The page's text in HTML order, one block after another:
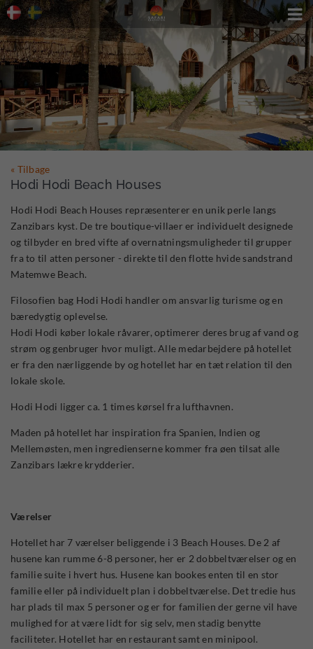

« Tilbage
Hodi Hodi Beach Houses
Hodi Hodi Beach Houses repræsenterer en unik perle langs
Zanzibars kyst. De tre boutique-villaer er individuelt designede
og tilbyder en bred vifte af overnatningsmuligheder til grupper
fra to til atten personer - direkte til den flotte hvide sandstrand
Matemwe Beach.
Filosofien bag Hodi Hodi handler om ansvarlig turisme og en
bæredygtig oplevelse.
Hodi Hodi køber lokale råvarer, optimerer deres brug af vand og
strøm og genbruger hvor muligt. Alle medarbejdere på hotellet
er fra den nærliggende by og hotellet har en tæt relation til den
lokale skole.
Hodi Hodi ligger ca. 1 times kørsel fra lufthavnen.
Maden på hotellet har inspiration fra Spanien, Indien og
Mellemøsten, men ingredienserne kommer fra øen tilsat alle
Zanzibars lækre krydderier.
Værelser
Hotellet har 7 værelser beliggende i 3 Beach Houses. De 2 af
husene kan rumme 6-8 personer, her er 2 dobbeltværelser og en
familie suite i hvert hus. Husene kan bookes enten til en stor
familie eller på individuelt plan i dobbeltværelse. Det tredie hus
har plads til max 5 personer og er for familien der gerne vil have
mulighed for at være lidt for sig selv, men stadig benytte
faciliteter. Hotellet har en restaurant samt en minipool.